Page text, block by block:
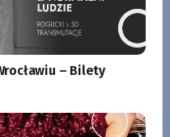
– Bilety